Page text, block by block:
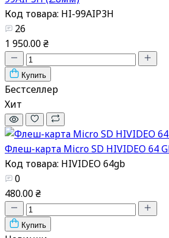
Код товара: HI-99AIP3H
26
1 950.00 ₴
Купить
Бестселлер
Хит
Флеш-карта Micro SD HIVIDEO 64
Код товара: HIVIDEO 64gb
0
480.00 ₴
Купить